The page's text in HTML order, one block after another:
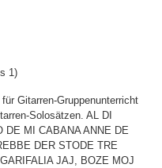
1)
Gitarren-Gruppenunterricht
Solosätzen. AL DI
DE MI CABANA ANNE DE
DER STODE TRE
JAJ, BOZE MOJ